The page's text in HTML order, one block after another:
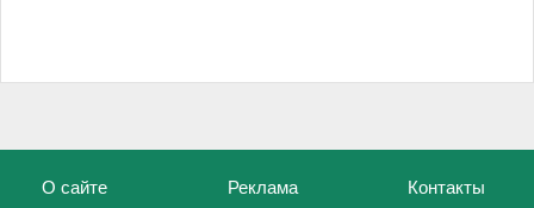
О сайте Реклама Контакты